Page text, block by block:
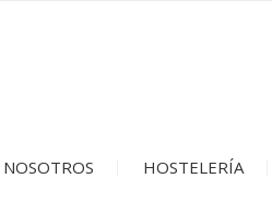
HOSTELERÍA